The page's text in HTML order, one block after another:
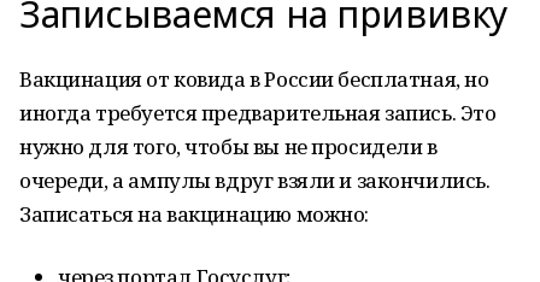
Записываемся на прививку
Вакцинация от ковида в России бесплатная, но
иногда требуется предварительная запись. Это
нужно для того, чтобы вы не просидели в
очереди, а ампулы вдруг взяли и закончились.
Записаться на вакцинацию можно: